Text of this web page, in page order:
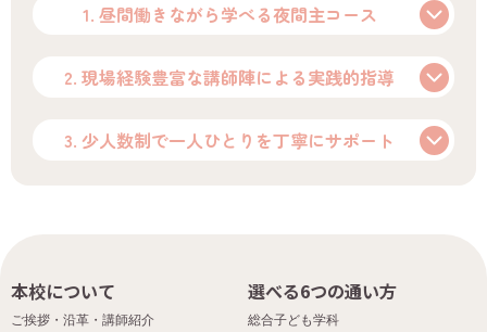
1. 昼間働きながら学べる夜間主コース
2. 現場経験豊富な講師陣による実践的指導
3. 少人数制で一人ひとりを丁寧にサポート
本校について
ご挨拶・沿革・講師紹介
選べる6つの通い方
総合子ども学科